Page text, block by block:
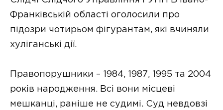
Франківській області оголосили про
підозри чотирьом фігурантам, які вчиняли
хуліганські дії.
Правопорушники – 1984, 1987, 1995 та 2004
років народження. Всі вони місцеві
мешканці, раніше не судимі. Суд невдовзі